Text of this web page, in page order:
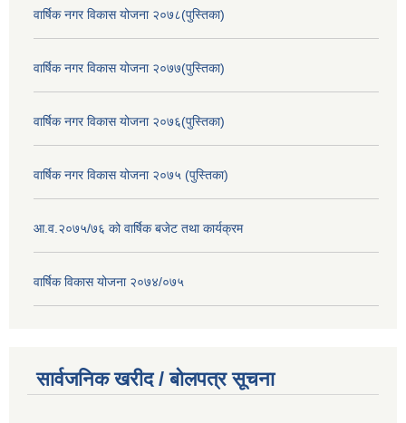
वार्षिक नगर विकास योजना २०७८(पुस्तिका)
वार्षिक नगर विकास योजना २०७७(पुस्तिका)
वार्षिक नगर विकास योजना २०७६(पुस्तिका)
वार्षिक नगर विकास योजना २०७५ (पुस्तिका)
आ.व.२०७५/७६ को वार्षिक बजेट तथा कार्यक्रम
वार्षिक विकास योजना २०७४/०७५
सार्वजनिक खरीद / बोलपत्र सूचना